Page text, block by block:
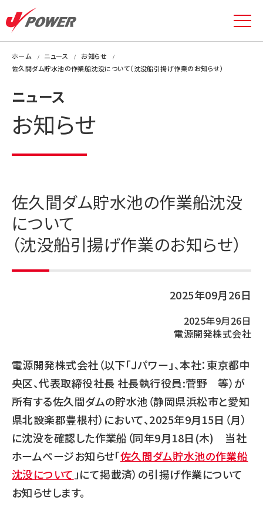
ホーム ニュース
お知らせ
佐久間ダム貯水池の作業船沈没について（沈没船引揚げ作業のお知らせ）
ニュース
お知らせ
佐久間ダム貯水池の作業船沈没
について
（沈没船引揚げ作業のお知らせ）
2025年09月26日
2025年9月26日
電源開発株式会社
電源開発株式会社（以下「Ｊパワー」、本社：東京都中
央区、代表取締役社長 社長執行役員:菅野 等）が
所有する佐久間ダムの貯水池（静岡県浜松市と愛知
県北設楽郡豊根村）において、2025年9月15日（月）
に沈没を確認した作業船（同年9月18日(木) 当社
ホームページお知らせ「佐久間ダム貯水池の作業船
沈没について 」にて掲載済）の引揚げ作業について
お知らせします。